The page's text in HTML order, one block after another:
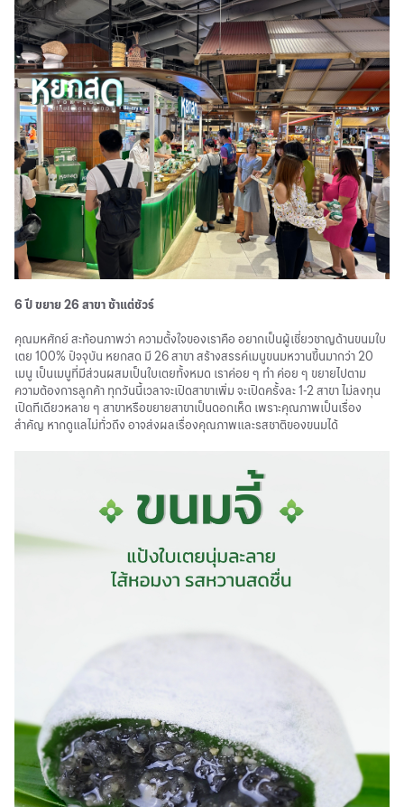
6 ปี ขยาย 26 สาขา ช้าแต่ชัวร์
คุณมหศักย์ สะท้อนภาพว่า ความตั้งใจของเราคือ อยากเป็นผู้เชี่ยวชาญด้านขนมใบ
เตย 100% ปัจจุบัน หยกสด มี 26 สาขา สร้างสรรค์เมนูขนมหวานขึ้นมากว่า 20
เมนู เป็นเมนูที่มีส่วนผสมเป็นใบเตยทั้งหมด เราค่อย ๆ ทำ ค่อย ๆ ขยายไปตาม
ความต้องการลูกค้า ทุกวันนี้เวลาจะเปิดสาขาเพิ่ม จะเปิดครั้งละ 1-2 สาขา ไม่ลงทุน
เปิดทีเดียวหลาย ๆ สาขาหรือขยายสาขาเป็นดอกเห็ด เพราะคุณภาพเป็นเรื่อง
สำคัญ หากดูแลไม่ทั่วถึง อาจส่งผลเรื่องคุณภาพและรสชาติของขนมได้